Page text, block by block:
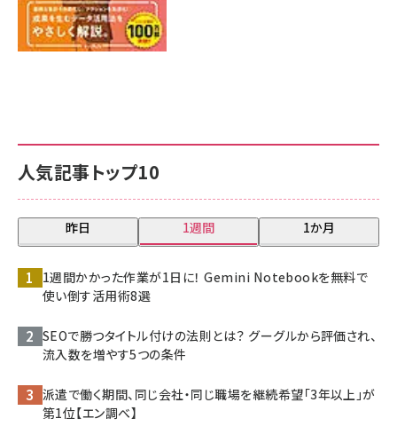
人気記事トップ10
昨日 1週間 1か月
1週間かかった作業が1日に！ Gemini Notebookを無料で
使い倒す活用術8選
SEOで勝つタイトル付けの法則とは？ グーグルから評価され、
流入数を増やす5つの条件
派遣で働く期間、同じ会社・同じ職場を継続希望「3年以上」が
第1位【エン調べ】